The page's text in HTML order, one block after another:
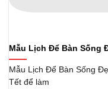
Mẫu Lịch Để Bàn Sống
Mẫu Lịch Để Bàn Sống
Tết để làm